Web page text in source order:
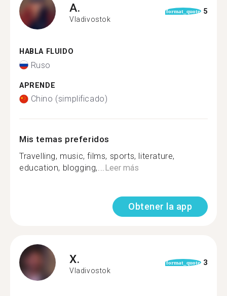
A.
Vladivostok
format_quote 5
HABLA FLUIDO
Ruso
APRENDE
Chino (simplificado)
Mis temas preferidos
Travelling, music, films, sports, literature,
education, blogging,...Leer más
Obtener la app
X.
Vladivostok
format_quote 3